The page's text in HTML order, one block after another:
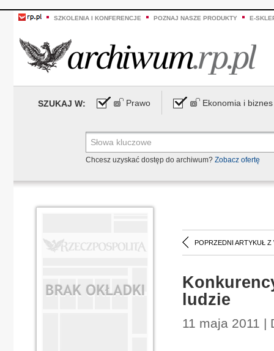
SZKOLENIA I KONFERENCJE POZNAJ NASZE PRODUKTY E-
SZUKAJ W: Prawo Ekonomia i biznes
Chcesz uzyskać dostęp do archiwum? Zobacz ofertę
POPRZEDNI ARTYKUŁ Z
ludzie
11 maja 2011 |